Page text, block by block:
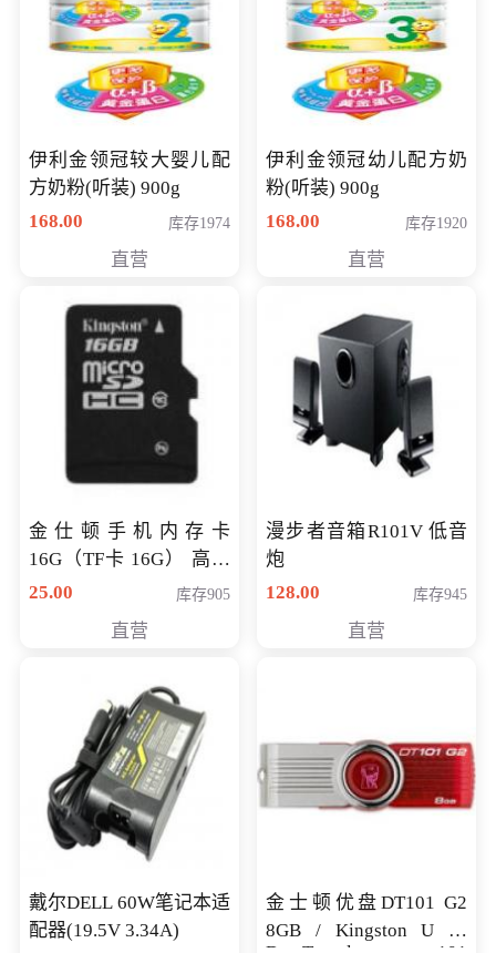
伊利金领冠较大婴儿配
方奶粉(听装) 900g
168.00
库存1974
直营
伊利金领冠幼儿配方奶
粉(听装) 900g
168.00
库存1920
直营
金仕顿手机内存卡
16G（TF卡 16G） 高速
卡 CLASS 10
25.00 库存905
直营
漫步者音箱R101V 低音
炮
128.00
库存945
直营
戴尔DELL 60W笔记本适
配器(19.5V 3.34A)
金士顿优盘DT101 G2
8GB / Kingston U 盘